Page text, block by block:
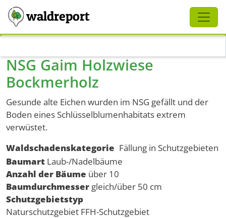
waldreport
NSG Gaim Holzwiese
Bockmerholz
Gesunde alte Eichen wurden im NSG gefällt und der
Boden eines Schlüsselblumenhabitats extrem
verwüstet.
Waldschadenskategorie Fällung in Schutzgebieten
Baumart Laub-/Nadelbäume
Anzahl der Bäume über 10
Baumdurchmesser gleich/über 50 cm
Schutzgebietstyp
Naturschutzgebiet FFH-Schutzgebiet
Schliessen